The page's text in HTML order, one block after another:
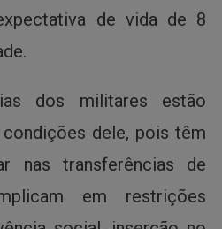
de vida de 8
dos militares estão
dele, pois têm
nas transferências de
em restrições